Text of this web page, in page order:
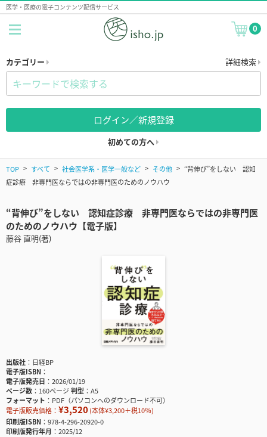
医学・医療の電子コンテンツ配信サービス
0
カテゴリー 詳細検索
ログイン／新規登録
初めての方へ
TOP すべて 社会医学系・医学一般など その他
“背伸び”をしない 認知
症診療 非専門医ならではの非専門医のためのノウハウ
“背伸び”をしない 認知症診療 非専門医ならではの非専門医
のためのノウハウ【電子版】
藤谷 直明(著)
出版社
日経BP
電子版ISBN
電子版発売日
2026/01/19
ページ数
160ページ判型
A5
フォーマット
PDF（パソコンへのダウンロード不可）
電子版販売価格： ¥3,520(本体¥3,200＋税10％)
印刷版ISBN
978-4-296-20920-0
印刷版発行年月
2025/12